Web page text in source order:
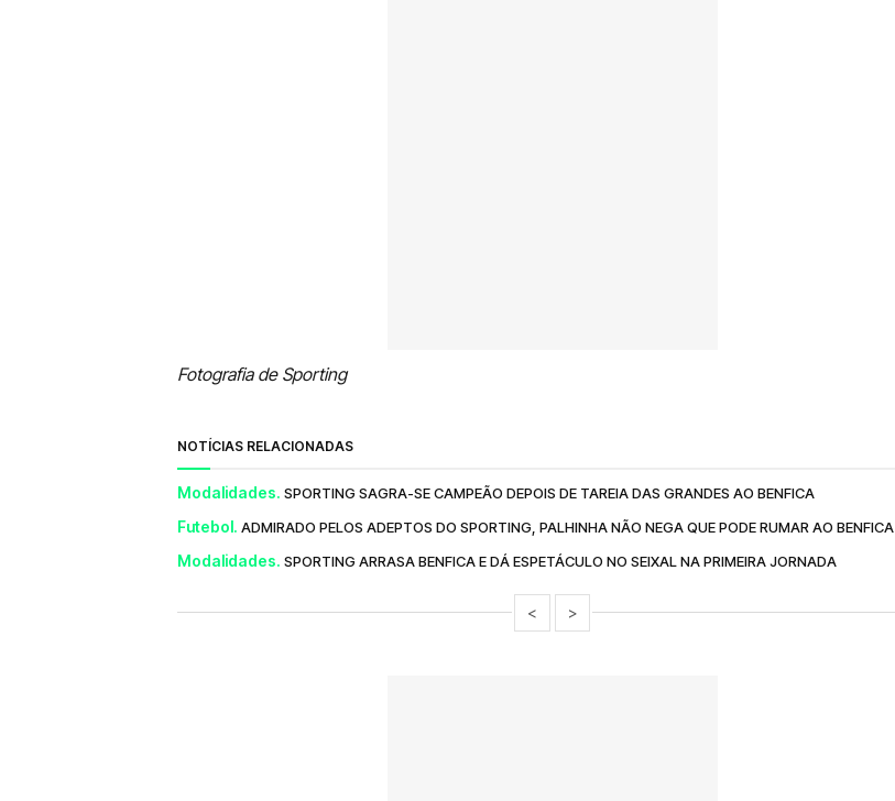
Fotografia de Sporting
NOTÍCIAS RELACIONADAS
Modalidades. SPORTING SAGRA-SE CAMPEÃO DEPOIS DE TAREIA DAS GRANDES AO BENFICA
Futebol. ADMIRADO PELOS ADEPTOS DO SPORTING, PALHINHA NÃO NEGA QUE PODE RUMAR AO BENFICA
Modalidades. SPORTING ARRASA BENFICA E DÁ ESPETÁCULO NO SEIXAL NA PRIMEIRA JORNADA
< >